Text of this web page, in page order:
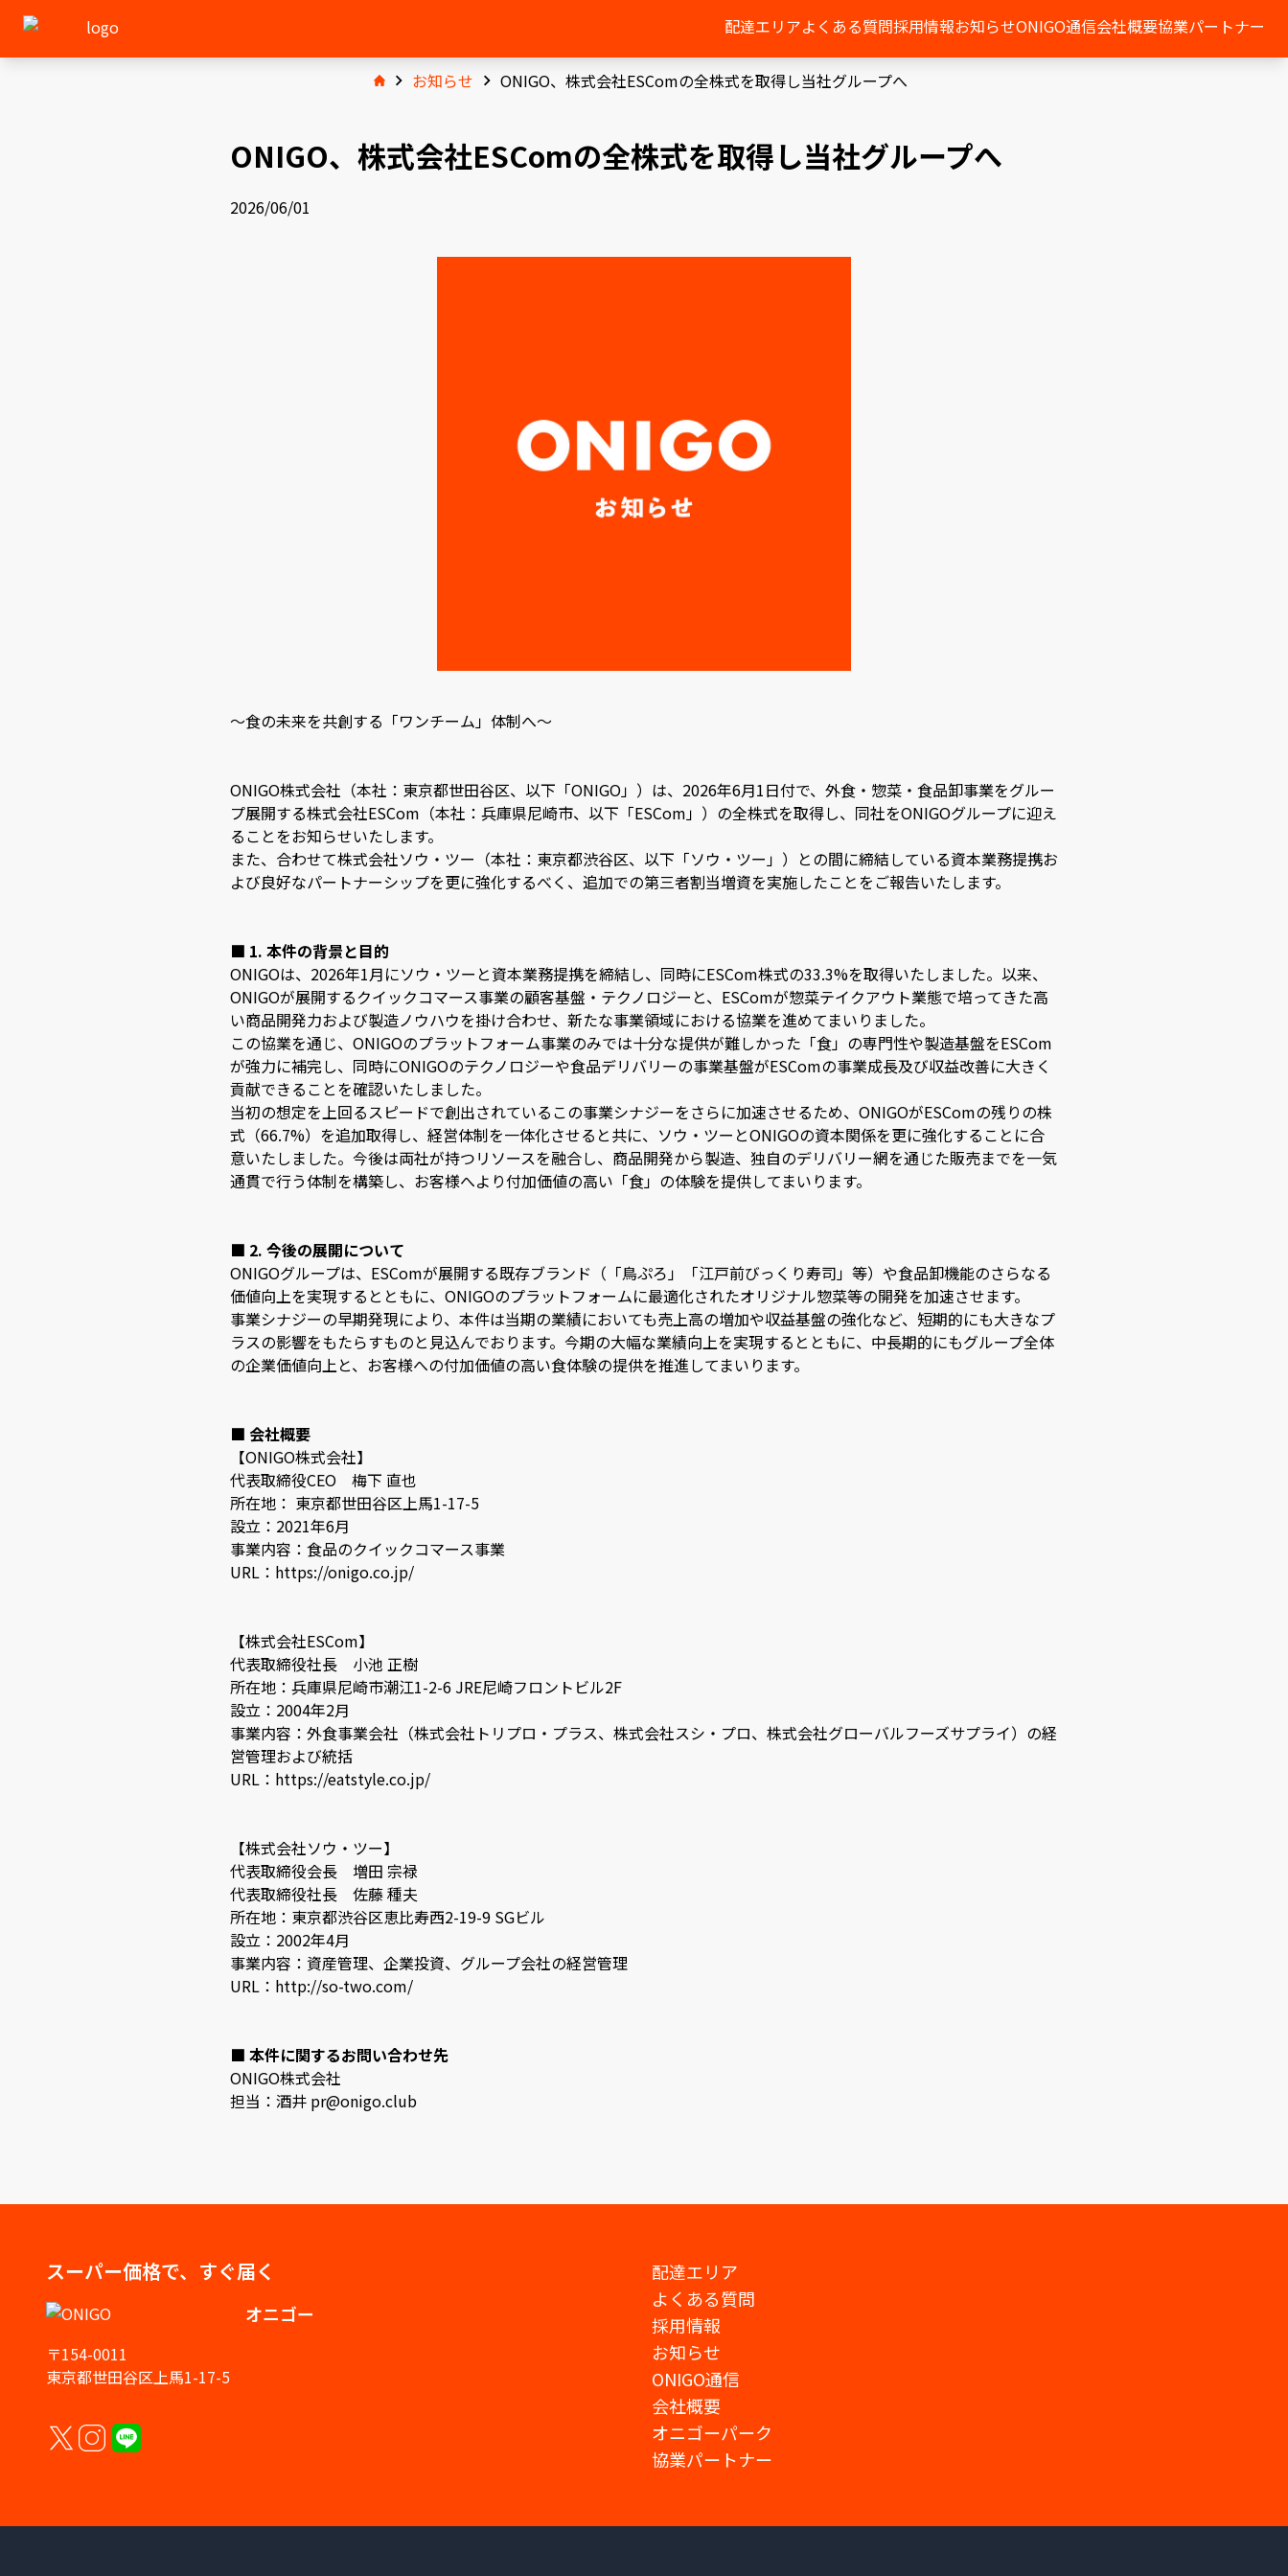
配達エリアよくある質問採用情報お知らせONIGO通信会社概要協業パートナー
お知らせ ONIGO、株式会社ESComの全株式を取得し当社グループへ
ONIGO、株式会社ESComの全株式を取得し当社グループへ
2026/06/01
〜食の未来を共創する「ワンチーム」体制へ〜
ONIGO株式会社（本社：東京都世田谷区、以下「ONIGO」）は、2026年6月1日付で、外食・惣菜・食品卸事業をグルー
プ展開する株式会社ESCom（本社：兵庫県尼崎市、以下「ESCom」）の全株式を取得し、同社をONIGOグループに迎え
ることをお知らせいたします。
また、合わせて株式会社ソウ・ツー（本社：東京都渋谷区、以下「ソウ・ツー」）との間に締結している資本業務提携お
よび良好なパートナーシップを更に強化するべく、追加での第三者割当増資を実施したことをご報告いたします。
■ 1. 本件の背景と目的
ONIGOは、2026年1月にソウ・ツーと資本業務提携を締結し、同時にESCom株式の33.3%を取得いたしました。以来、
ONIGOが展開するクイックコマース事業の顧客基盤・テクノロジーと、ESComが惣菜テイクアウト業態で培ってきた高
い商品開発力および製造ノウハウを掛け合わせ、新たな事業領域における協業を進めてまいりました。
この協業を通じ、ONIGOのプラットフォーム事業のみでは十分な提供が難しかった「食」の専門性や製造基盤をESCom
が強力に補完し、同時にONIGOのテクノロジーや食品デリバリーの事業基盤がESComの事業成長及び収益改善に大きく
貢献できることを確認いたしました。
当初の想定を上回るスピードで創出されているこの事業シナジーをさらに加速させるため、ONIGOがESComの残りの株
式（66.7%）を追加取得し、経営体制を一体化させると共に、ソウ・ツーとONIGOの資本関係を更に強化することに合
意いたしました。今後は両社が持つリソースを融合し、商品開発から製造、独自のデリバリー網を通じた販売までを一気
通貫で行う体制を構築し、お客様へより付加価値の高い「食」の体験を提供してまいります。
■ 2. 今後の展開について
ONIGOグループは、ESComが展開する既存ブランド（「鳥ぷろ」「江戸前びっくり寿司」等）や食品卸機能のさらなる
価値向上を実現するとともに、ONIGOのプラットフォームに最適化されたオリジナル惣菜等の開発を加速させます。
事業シナジーの早期発現により、本件は当期の業績においても売上高の増加や収益基盤の強化など、短期的にも大きなプ
ラスの影響をもたらすものと見込んでおります。今期の大幅な業績向上を実現するとともに、中長期的にもグループ全体
の企業価値向上と、お客様への付加価値の高い食体験の提供を推進してまいります。
■ 会社概要
【ONIGO株式会社】
代表取締役CEO 梅下 直也
所在地： 東京都世田谷区上馬1-17-5
設立：2021年6月
事業内容：食品のクイックコマース事業
URL：https://onigo.co.jp/
【株式会社ESCom】
代表取締役社長 小池 正樹
所在地：兵庫県尼崎市潮江1-2-6 JRE尼崎フロントビル2F
設立：2004年2月
事業内容：外食事業会社（株式会社トリプロ・プラス、株式会社スシ・プロ、株式会社グローバルフーズサプライ）の経
営管理および統括
URL：https://eatstyle.co.jp/
【株式会社ソウ・ツー】
代表取締役会長 増田 宗禄
代表取締役社長 佐藤 種夫
所在地：東京都渋谷区恵比寿西2-19-9 SGビル
設立：2002年4月
事業内容：資産管理、企業投資、グループ会社の経営管理
URL：http://so-two.com/
■ 本件に関するお問い合わせ先
ONIGO株式会社
担当：酒井 pr@onigo.club
スーパー価格で、すぐ届く
オニゴー
〒154-0011
東京都世田谷区上馬1-17-5
配達エリア
よくある質問
採用情報
お知らせ
ONIGO通信
会社概要
オニゴーパーク
協業パートナー